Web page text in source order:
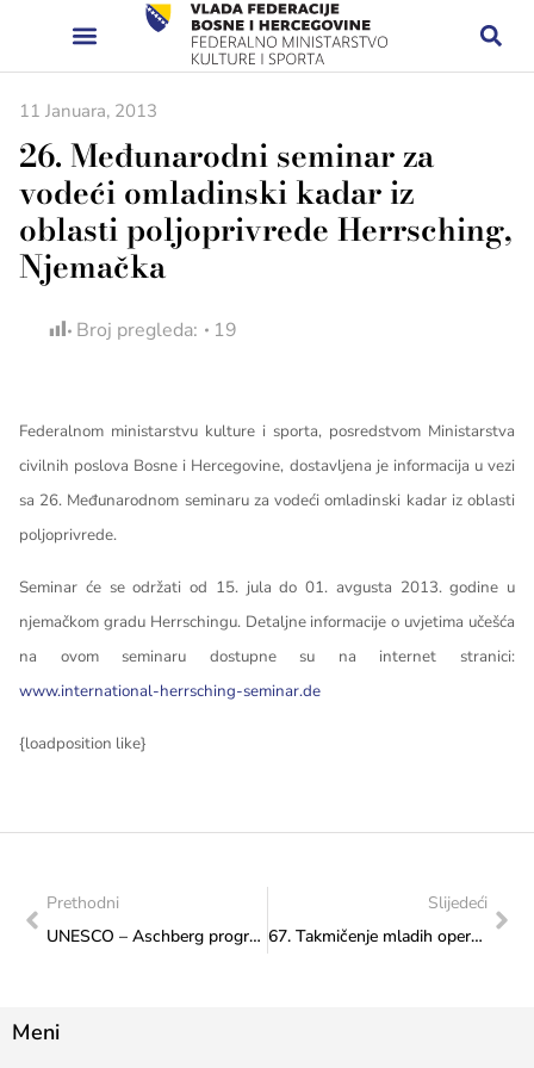
11 Januara, 2013
26. Međunarodni seminar za
vodeći omladinski kadar iz
oblasti poljoprivrede Herrsching,
Njemačka
Broj pregleda: 19
Federalnom ministarstvu kulture i sporta, posredstvom Ministarstva
civilnih poslova Bosne i Hercegovine, dostavljena je informacija u vezi
sa 26. Međunarodnom seminaru za vodeći omladinski kadar iz oblasti
poljoprivrede.
Seminar će se održati od 15. jula do 01. avgusta 2013. godine u
njemačkom gradu Herrschingu. Detaljne informacije o uvjetima učešća
na ovom seminaru dostupne su na internet stranici:
www.international-herrsching-seminar.de
{loadposition like}
Prethodni
UNESCO – Aschberg program stipendija za mlade umjetnike, za 2013. godinu
Slijedeći
67. Takmičenje mladih opernih pjevača „Comunita Europea“, Spoleto, Italija
Meni